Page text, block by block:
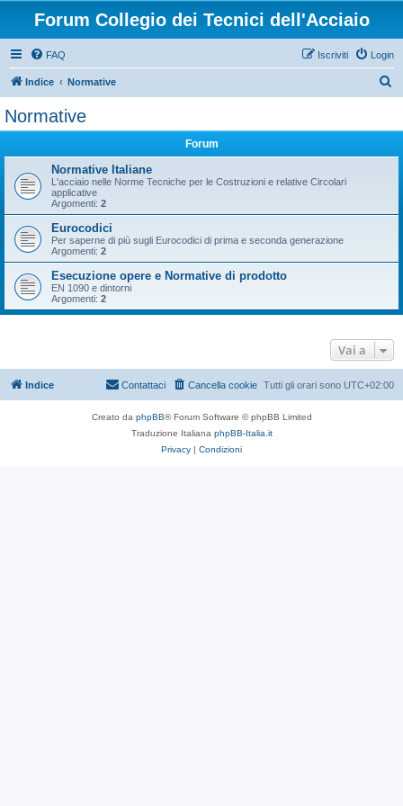
Forum Collegio dei Tecnici dell'Acciaio
FAQ Login
Iscriviti
Indice Normative
Normative
Forum
Normative Italiane
L'acciaio nelle Norme Tecniche per le Costruzioni e relative Circolari
applicative
Argomenti: 2
Eurocodici
Per saperne di più sugli Eurocodici di prima e seconda generazione
Argomenti: 2
Esecuzione opere e Normative di prodotto
EN 1090 e dintorni
Argomenti: 2
Vai a
Indice Tutti gli orari sono UTC+02:00
Cancella cookie
Contattaci
Creato da phpBB® Forum Software © phpBB Limited
Traduzione Italiana phpBB-Italia.it
Privacy | Condizioni